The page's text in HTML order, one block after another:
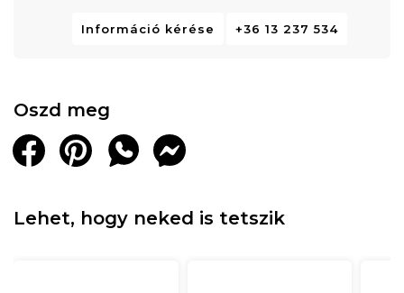
Információ kérése +36 13 237 534
Oszd meg
Lehet, hogy neked is tetszik